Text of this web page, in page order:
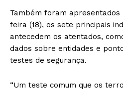
Também foram
feira (18), os sete principais
antecedem os atentados,
dados sobre entidades e
testes de segurança.
“Um teste comum que os